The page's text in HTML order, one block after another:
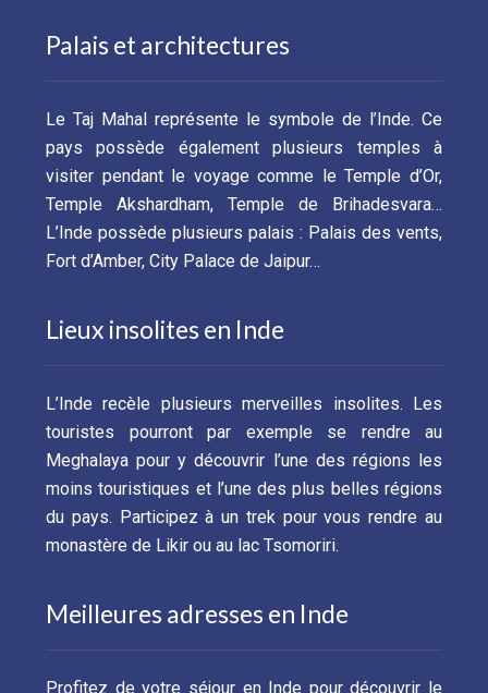
Palais et architectures
Le Taj Mahal représente le symbole de l’Inde. Ce
pays possède également plusieurs temples à
visiter pendant le voyage comme le Temple d’Or,
Temple Akshardham, Temple de Brihadesvara…
L’Inde possède plusieurs palais : Palais des vents,
Fort d’Amber, City Palace de Jaipur…
Lieux insolites en Inde
L’Inde recèle plusieurs merveilles insolites. Les
touristes pourront par exemple se rendre au
Meghalaya pour y découvrir l’une des régions les
moins touristiques et l’une des plus belles régions
du pays. Participez à un trek pour vous rendre au
monastère de Likir ou au lac Tsomoriri.
Meilleures adresses en Inde
Profitez de votre séjour en Inde pour découvrir le